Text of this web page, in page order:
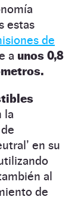
estas
de
a unos 0,8
la
en su
al
de